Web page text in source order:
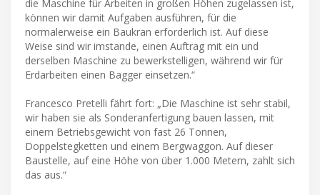
die Maschine für Arbeiten in großen Höhen zugelassen ist,
können wir damit Aufgaben ausführen, für die
normalerweise ein Baukran erforderlich ist. Auf diese
Weise sind wir imstande, einen Auftrag mit ein und
derselben Maschine zu bewerkstelligen, während wir für
Erdarbeiten einen Bagger einsetzen.“
Francesco Pretelli fährt fort: „Die Maschine ist sehr stabil,
wir haben sie als Sonderanfertigung bauen lassen, mit
einem Betriebsgewicht von fast 26 Tonnen,
Doppelstegketten und einem Bergwaggon. Auf dieser
Baustelle, auf eine Höhe von über 1.000 Metern, zahlt sich
das aus.“